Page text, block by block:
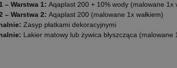
– Warstwa 1: Aqaplast 200 + 10% wody (malowane 1x
– Warstwa 2: Aqaplast 200 (malowane 1x wałkiem)
Zasyp płatkami dekoracyjnymi
Lakier matowy lub żywica błyszcząca (malowane